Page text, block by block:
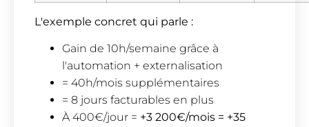
L'exemple concret qui parle :
Gain de 10h/semaine grâce à
l'automation + externalisation
= 40h/mois supplémentaires
= 8 jours facturables en plus
À 400€/jour = +3 200€/mois = +35